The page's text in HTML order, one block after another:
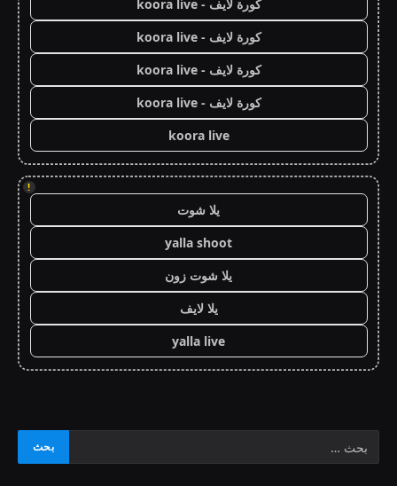
كورة لايف - koora live
كورة لايف - koora live
كورة لايف - koora live
كورة لايف - koora live
koora live
!
يلا شوت
yalla shoot
يلا شوت زون
يلا لايف
yalla live